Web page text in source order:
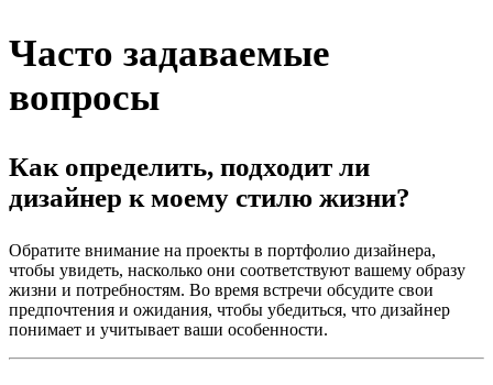
Часто задаваемые
вопросы
Как определить, подходит ли
дизайнер к моему стилю жизни?
Обратите внимание на проекты в портфолио дизайнера,
чтобы увидеть, насколько они соответствуют вашему образу
жизни и потребностям. Во время встречи обсудите свои
предпочтения и ожидания, чтобы убедиться, что дизайнер
понимает и учитывает ваши особенности.